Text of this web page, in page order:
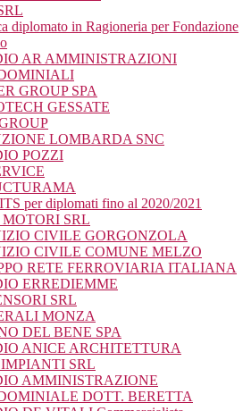
diplomato in Ragioneria per Fondazione
AR AMMINISTRAZIONI
GROUP SPA
GESSATE
LOMBARDA SNC
POZZI
per diplomati fino al 2020/2021
SRL
CIVILE GORGONZOLA
CIVILE COMUNE MELZO
RETE FERROVIARIA ITALIANA
ERREDIEMME
SRL
MONZA
DEL BENE SPA
ANICE ARCHITETTURA
SRL
AMMINISTRAZIONE
DOTT. BERETTA